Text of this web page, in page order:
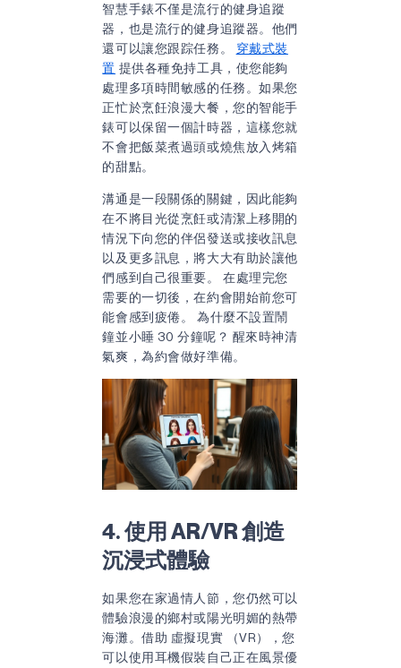
智慧手錶不僅是流行的健身追蹤
器，也是流行的健身追蹤器。他們
還可以讓您跟踪任務。 穿戴式裝
置 提供各種免持工具，使您能夠
處理多項時間敏感的任務。如果您
正忙於烹飪浪漫大餐，您的智能手
錶可以保留一個計時器，這樣您就
不會把飯菜煮過頭或燒焦放入烤箱
的甜點。
溝通是一段關係的關鍵，因此能夠
在不將目光從烹飪或清潔上移開的
情況下向您的伴侶發送或接收訊息
以及更多訊息，將大大有助於讓他
們感到自己很重要。 在處理完您
需要的一切後，在約會開始前您可
能會感到疲倦。 為什麼不設置鬧
鐘並小睡 30 分鐘呢？ 醒來時神清
氣爽，為約會做好準備。
4. 使用 AR/VR 創造
沉浸式體驗
如果您在家過情人節，您仍然可以
體驗浪漫的鄉村或陽光明媚的熱帶
海灘。借助 虛擬現實 （VR），您
可以使用耳機假裝自己正在風景優